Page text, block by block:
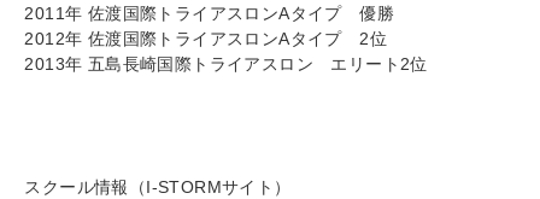
2011年 佐渡国際トライアスロンAタイプ 優勝
2012年 佐渡国際トライアスロンAタイプ 2位
2013年 五島長崎国際トライアスロン エリート2位
スクール情報（I-STORMサイト）